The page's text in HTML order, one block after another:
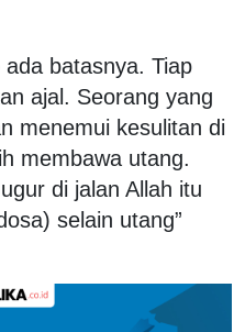
batasnya. Tiap
ajal. Seorang yang
menemui kesulitan di
membawa utang.
di jalan Allah itu
selain utang”